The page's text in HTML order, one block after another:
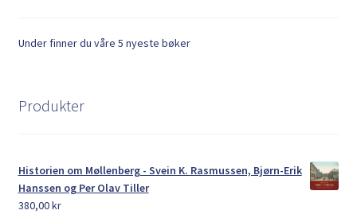
Under finner du våre 5 nyeste bøker
Produkter
Historien om Møllenberg - Svein K. Rasmussen, Bjørn-Erik
Hanssen og Per Olav Tiller
380,00kr